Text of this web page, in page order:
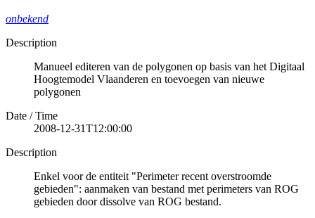
onbekend
Description
Manueel editeren van de polygonen op basis van het Digitaal
Hoogtemodel Vlaanderen en toevoegen van nieuwe
polygonen
Date / Time
2008-12-31T12:00:00
Description
Enkel voor de entiteit "Perimeter recent overstroomde
gebieden": aanmaken van bestand met perimeters van ROG
gebieden door dissolve van ROG bestand.